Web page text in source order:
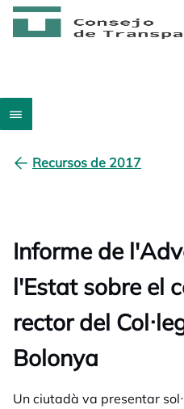
Recursos de 2017
Informe de
l'Estat sobre el
rector del
Bolonya
Un ciutadà va presentar